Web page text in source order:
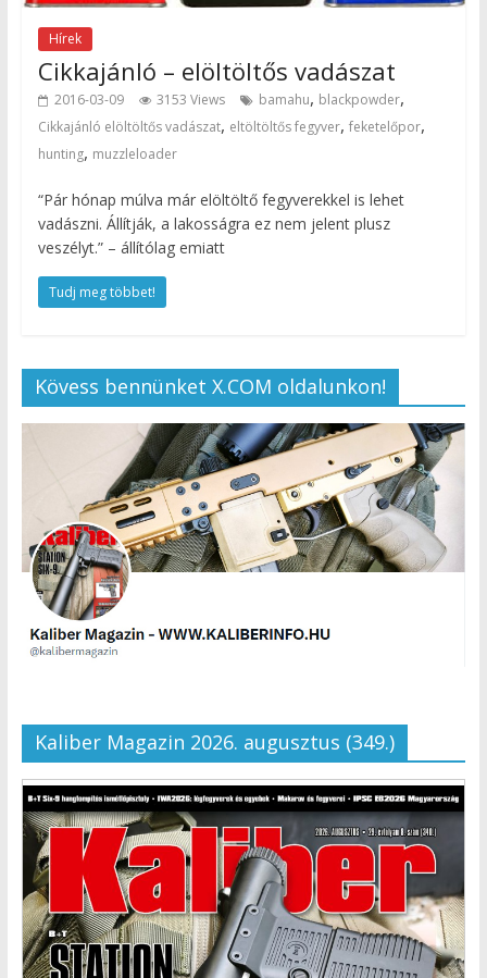
Hírek
Cikkajánló – elöltöltős vadászat
2016-03-09 3153 Views bamahu, blackpowder,
Cikkajánló elöltöltős vadászat, eltöltöltős fegyver, feketelőpor,
hunting, muzzleloader
“Pár hónap múlva már elöltöltő fegyverekkel is lehet
vadászni. Állítják, a lakosságra ez nem jelent plusz
veszélyt.” – állítólag emiatt
Tudj meg többet!
Kövess bennünket X.COM oldalunkon!
Kaliber Magazin 2026. augusztus (349.)